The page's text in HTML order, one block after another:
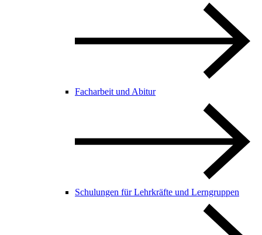
Facharbeit und Abitur
Schulungen für Lehrkräfte und Lerngruppen